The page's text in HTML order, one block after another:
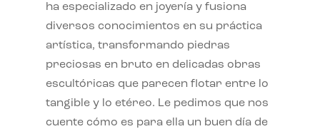
ha especializado en joyería y fusiona
diversos conocimientos en su práctica
artística, transformando piedras
preciosas en bruto en delicadas obras
escultóricas que parecen flotar entre lo
tangible y lo etéreo. Le pedimos que nos
cuente cómo es para ella un buen día de